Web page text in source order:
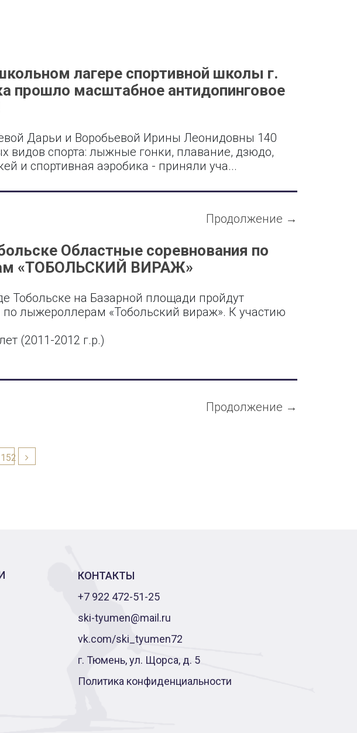
лагере спортивной школы г.
прошло масштабное антидопинговое
Дарьи и Воробьевой Ирины Леонидовны 140
видов спорта: лыжные гонки, плавание, дзюдо,
и спортивная аэробика - приняли уча...
Продолжение →
Областные соревнования по
«ТОБОЛЬСКИЙ ВИРАЖ»
Тобольске на Базарной площади пройдут
лыжероллерам «Тобольский вираж». К участию
(2011-2012 г.р.)
Продолжение →
152
КОНТАКТЫ
+7 922 472-51-25
ski-tyumen@mail.ru
vk.com/ski_tyumen72
г. Тюмень, ул. Щорса, д. 5
Политика конфиденциальности